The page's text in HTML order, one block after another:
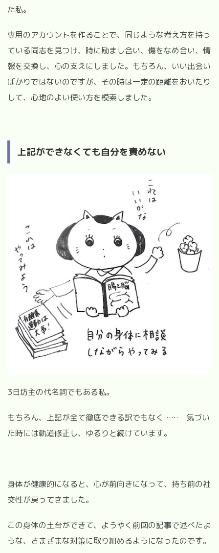
た私。
専用のアカウントを作ることで、同じような考え方を持っ
ている同志を見つけ、時に励まし合い、傷をなめ合い、情
報を交換し、心の支えにしました。もちろん、いい出会い
ばかりではないのですが、その時は一定の距離をおいたり
して、心地のよい使い方を模索しました。
上記ができなくても自分を責めない
3日坊主の代名詞でもある私。
もちろん、上記が全て徹底できる訳でもなく …… 気づい
た時には軌道修正し、ゆるりと続けています。
身体が健康的になると、心が前向きになって、持ち前の社
交性が戻ってきました。
この身体の土台ができて、ようやく前回の記事で述べたよ
うな、さまざまな対策に取り組めるようになったのです。